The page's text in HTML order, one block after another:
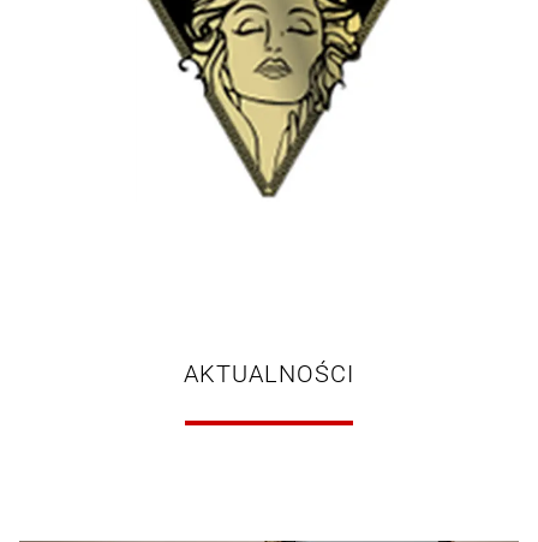
AKTUALNOŚCI